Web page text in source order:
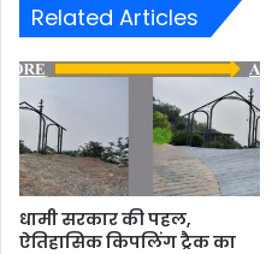
Related Articles
धामी सरकार की पहल,
ऐतिहासिक किपलिंग ट्रैक का